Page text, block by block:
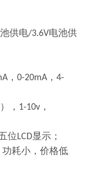
供电/3.6V电池供
， 0-20mA ， 4-
， 1-10v ，
位LCD显示；
耗小，价格低